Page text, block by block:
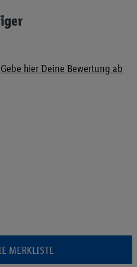
Gebe hier Deine Bewertung ab
MERKLISTE